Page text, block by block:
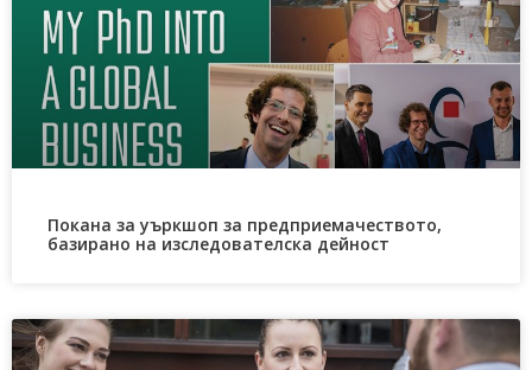
Покана за уъркшоп за предприемачеството,
базирано на изследователска дейност